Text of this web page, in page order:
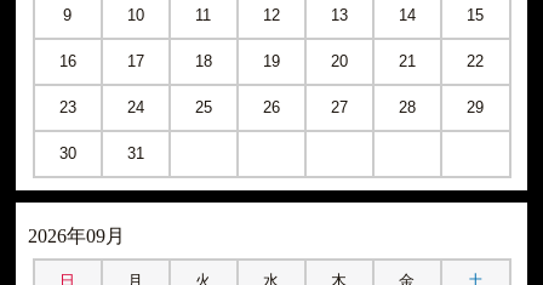
9 10 11 12 13 14 15
16 17 18 19 20 21 22
23 24 25 26 27 28 29
30 31
2026年09月
日 月 火 水 木 金 土